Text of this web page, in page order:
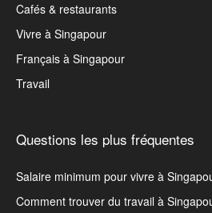
Cafés & restaurants
Vivre à Singapour
Français à Singapour
Travail
Questions les plus fréquentes
Salaire minimum pour vivre à
Comment trouver du travail à